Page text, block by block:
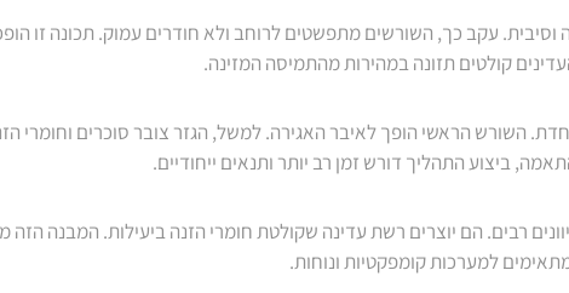
עקב כך, השורשים מתפשטים לרוחב ולא חודרים עמוק. תכונה זו
קולטים תזונה במהירות מהתמיסה המזינה.
השורש הראשי הופך לאיבר האגירה. למשל, הגזר צובר סוכרים וחומרי
ביצוע התהליך דורש זמן רב יותר ותנאים ייחודיים.
רבים. הם יוצרים רשת עדינה שקולטת חומרי הזנה ביעילות. המבנה
למערכות קומפקטיות ונוחות.